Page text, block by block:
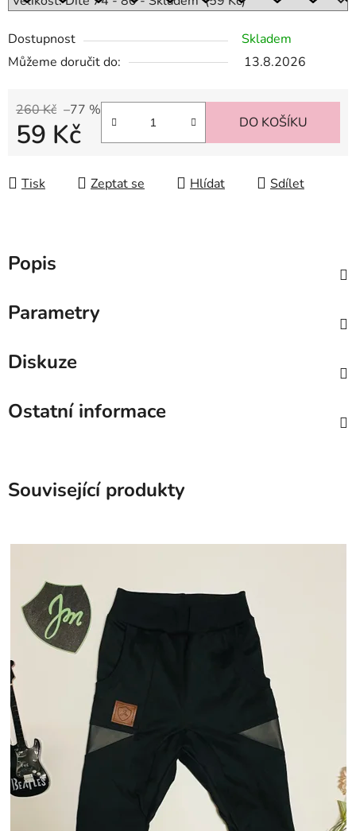
Dostupnost
Skladem
Můžeme doručit do:
13.8.2026
260 Kč –77 %
59 Kč DO KOŠÍKU
Tisk Zeptat se Hlídat Sdílet
Popis
Parametry
Diskuze
Ostatní informace
Související produkty